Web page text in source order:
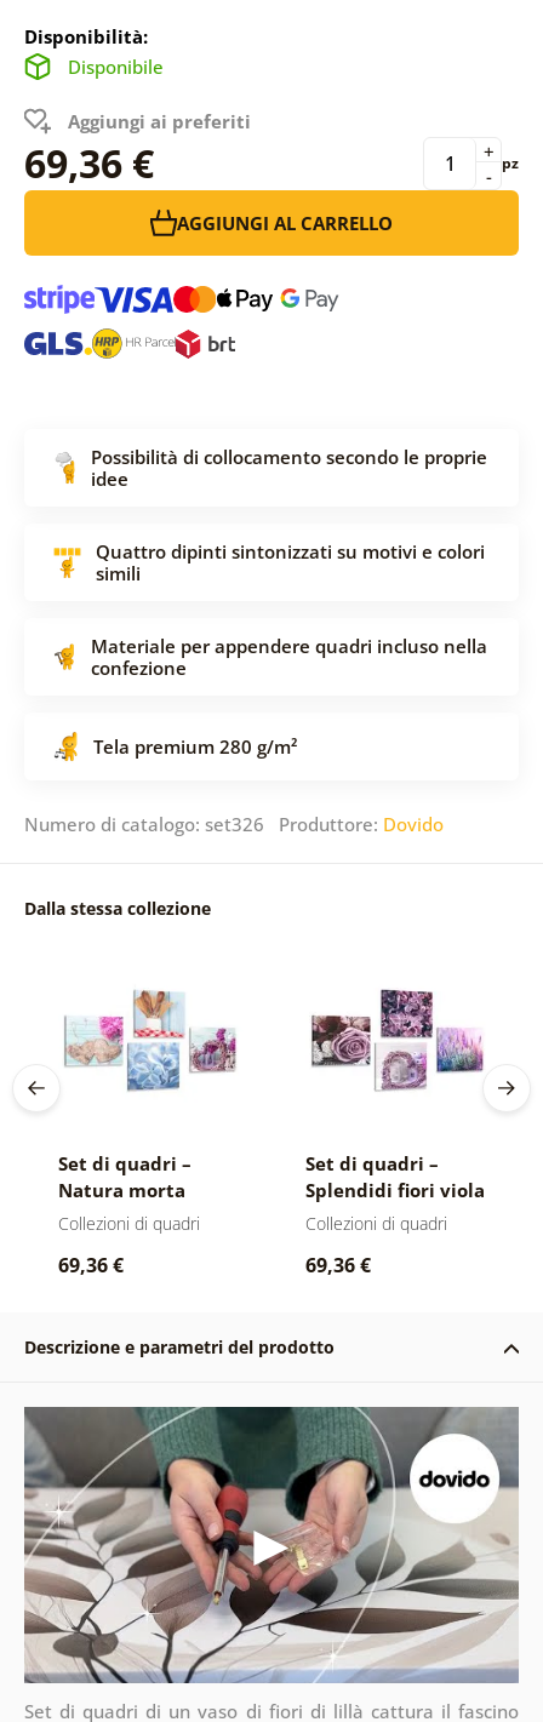
Disponibilità:
Disponibile
Aggiungi ai preferiti
69,36 € -
+ pz
AGGIUNGI AL CARRELLO
Possibilità di collocamento secondo le proprie
idee
Quattro dipinti sintonizzati su motivi e colori
simili
Materiale per appendere quadri incluso nella
confezione
Tela premium 280 g/m²
Numero di catalogo: set326 Produttore: Dovido
Dalla stessa collezione
Set di quadri –
Natura morta
tranquilla con
Collezioni di quadri
69,36 €
Set di quadri –
Splendidi fiori viola
con cuoricino
Collezioni di quadri
69,36 €
Descrizione e parametri del prodotto
Set di quadri di un vaso di fiori di lillà cattura il fascino